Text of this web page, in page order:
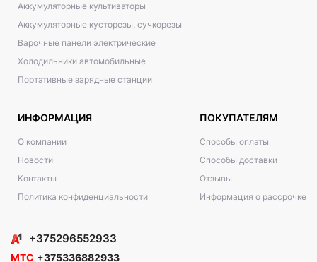
Аккумуляторные культиваторы
Аккумуляторные кусторезы, сучкорезы
Варочные панели электрические
Холодильники автомобильные
Портативные зарядные станции
ИНФОРМАЦИЯ
О компании
Новости
Контакты
Политика конфиденциальности
ПОКУПАТЕЛЯМ
Способы оплаты
Способы доставки
Отзывы
Информация о рассрочке
+375296552933
МТС +375336882933